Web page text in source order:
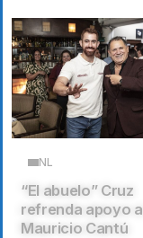
NL
“El abuelo” Cruz
refrenda apoyo a
Mauricio Cantú